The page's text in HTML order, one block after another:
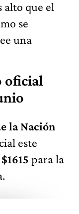
alto que el
se
una
oficial
la Nación
este
$1615 para la